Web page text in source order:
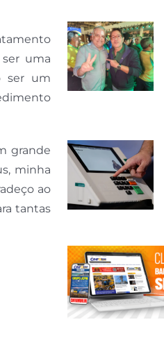
uma
ser um
grande
minha
ao
tantas